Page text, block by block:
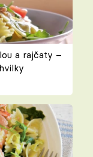
a rajčaty –